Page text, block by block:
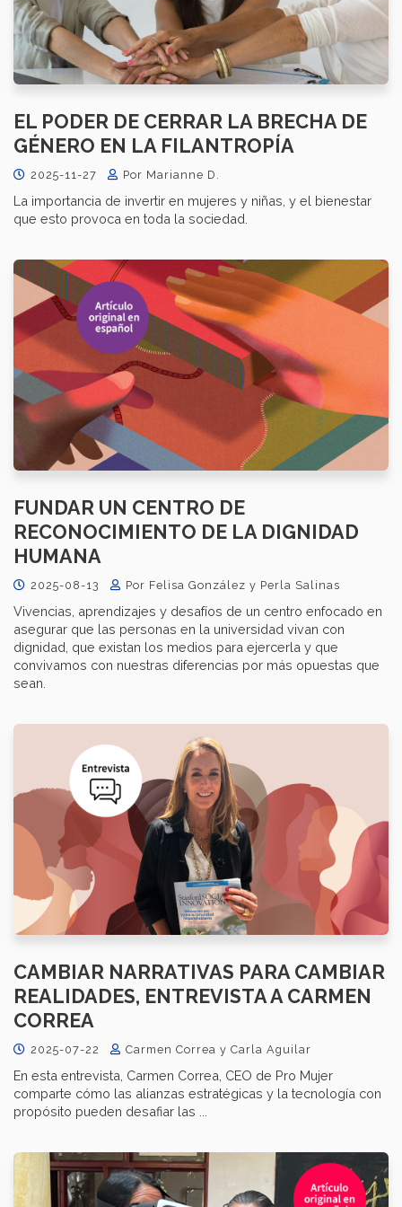
EL PODER DE CERRAR LA BRECHA DE
GÉNERO EN LA FILANTROPÍA
2025-11-27 Por Marianne D.
La importancia de invertir en mujeres y niñas, y el bienestar
que esto provoca en toda la sociedad.
FUNDAR UN CENTRO DE
RECONOCIMIENTO DE LA DIGNIDAD
HUMANA
2025-08-13 Por Felisa González y Perla Salinas
Vivencias, aprendizajes y desafíos de un centro enfocado en
asegurar que las personas en la universidad vivan con
dignidad, que existan los medios para ejercerla y que
convivamos con nuestras diferencias por más opuestas que
sean.
CAMBIAR NARRATIVAS PARA CAMBIAR
REALIDADES, ENTREVISTA A CARMEN
CORREA
2025-07-22 Carmen Correa y Carla Aguilar
En esta entrevista, Carmen Correa, CEO de Pro Mujer
comparte cómo las alianzas estratégicas y la tecnología con
propósito pueden desafiar las ...